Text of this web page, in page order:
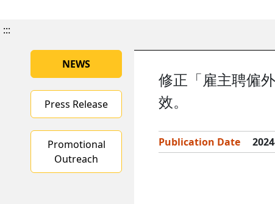
:::
NEWS
Press Release
Promotional
Outreach
修正「雇主聘僱
效。
Publication Date